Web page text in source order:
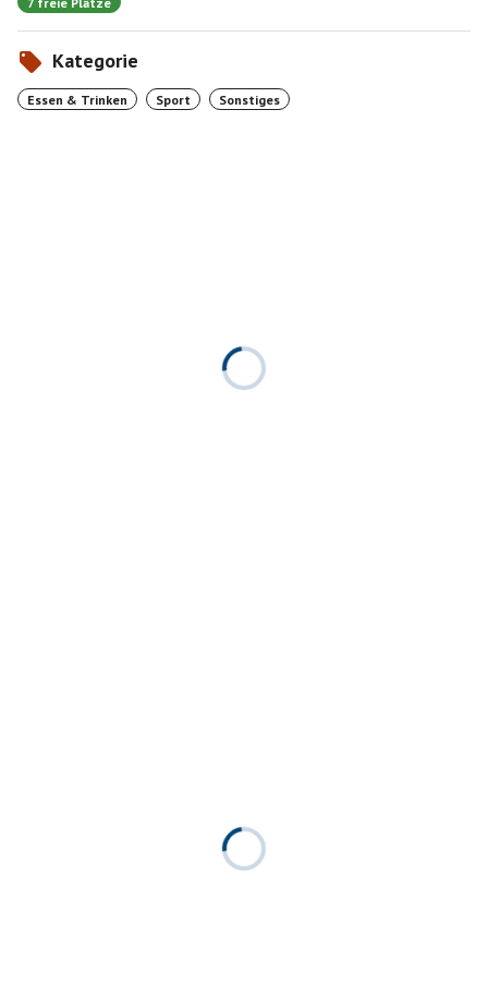
Kategorie
Essen & Trinken Sport Sonstiges